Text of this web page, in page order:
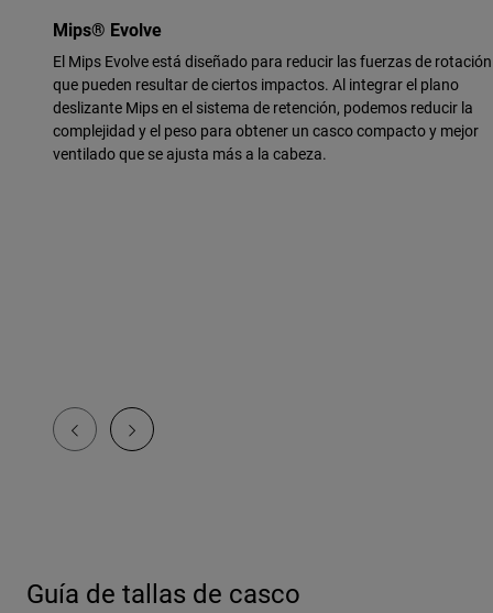
Mips® Evolve
El Mips Evolve está diseñado para reducir las fuerzas de rotación
que pueden resultar de ciertos impactos. Al integrar el plano
deslizante Mips en el sistema de retención, podemos reducir la
complejidad y el peso para obtener un casco compacto y mejor
ventilado que se ajusta más a la cabeza.
Guía de tallas de casco